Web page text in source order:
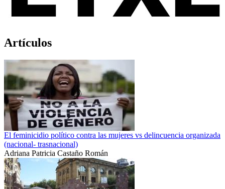
Artículos
El feminicidio político contra las mujeres vs delincuencia organizada
(nacional- trasnacional)
Adriana Patricia Castaño Román